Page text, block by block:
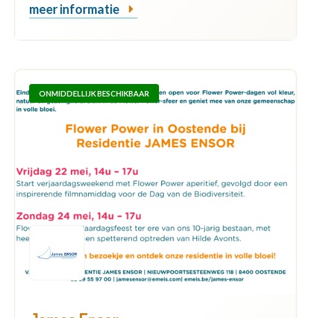
meer informatie
ONMIDDELLIJK BESCHIKBAAR